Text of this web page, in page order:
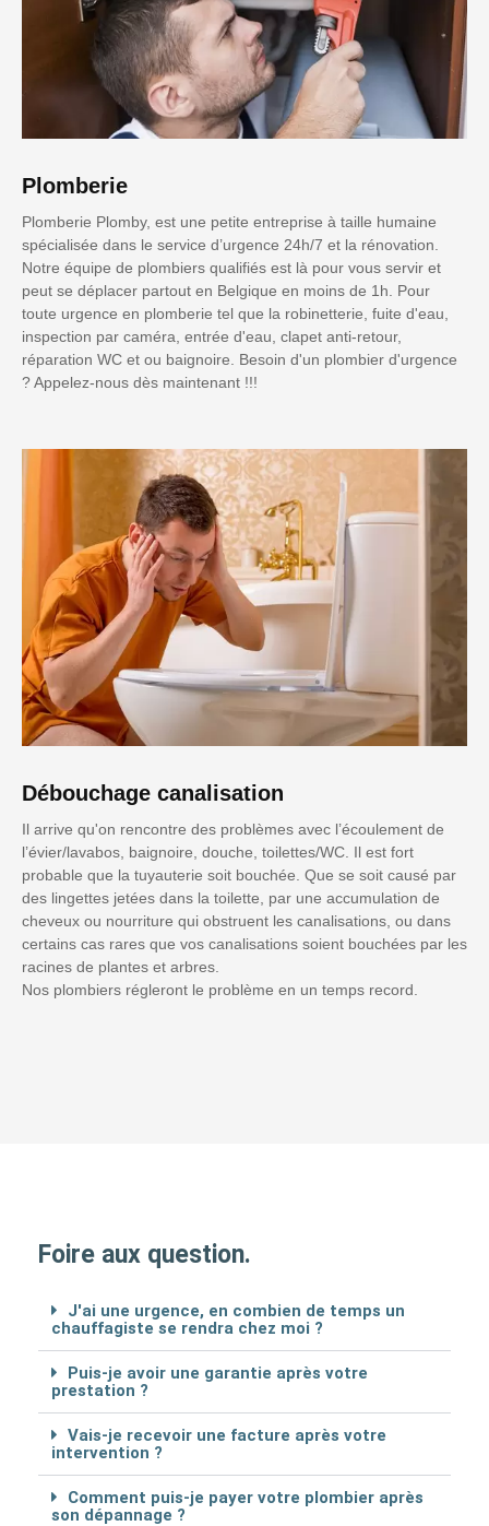
Plomberie
Plomberie Plomby, est une petite entreprise à taille humaine
spécialisée dans le service d’urgence 24h/7 et la rénovation.
Notre équipe de plombiers qualifiés est là pour vous servir et
peut se déplacer partout en Belgique en moins de 1h. Pour
toute urgence en plomberie tel que la robinetterie, fuite d'eau,
inspection par caméra, entrée d'eau, clapet anti-retour,
réparation WC et ou baignoire. Besoin d'un plombier d'urgence
? Appelez-nous dès maintenant !!!
Débouchage canalisation
Il arrive qu'on rencontre des problèmes avec l’écoulement de
l’évier/lavabos, baignoire, douche, toilettes/WC. Il est fort
probable que la tuyauterie soit bouchée. Que se soit causé par
des lingettes jetées dans la toilette, par une accumulation de
cheveux ou nourriture qui obstruent les canalisations, ou dans
certains cas rares que vos canalisations soient bouchées par les
racines de plantes et arbres.
Nos plombiers régleront le problème en un temps record.
Foire aux question.
J'ai une urgence, en combien de temps un
chauffagiste se rendra chez moi ?
Puis-je avoir une garantie après votre
prestation ?
Vais-je recevoir une facture après votre
intervention ?
Comment puis-je payer votre plombier après
son dépannage ?